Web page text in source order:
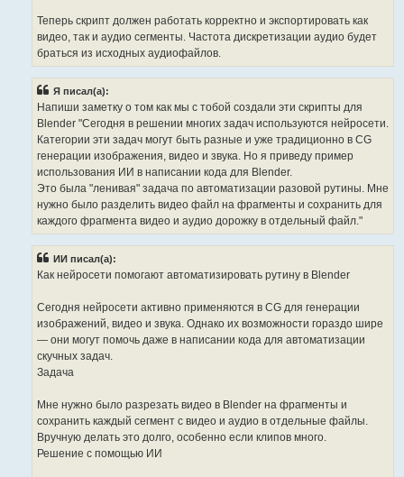
export_vse_segments()
    # Получаем все уникальные точки начала и конца полос
    cut_points = set()
        cut_points.add(int(strip.frame_start))
        cut_points.add(int(strip.frame_final_end))
    cut_points = sorted(cut_points)
    # Сохраняем оригинальные настройки рендера
    original_frame_start = scene.frame_start
    original_frame_end = scene.frame_end
    original_filepath = scene.render.filepath
original_format =
    # Экспортируем каждый сегмент
    for i in range(len(cut_points) - 1):
        start_frame = cut_points[i]
        end_frame = cut_points[i + 1]
        duration = end_frame - start_frame
        # Пропускаем нулевые длительности
        if duration <= 0:
            continue
print(f"Processing segment {i+1}: frames
        # Видео экспорт
video_output = os.path.join(output_dir,
            scene.frame_start = start_frame
            scene.frame_end = end_frame - 1
            scene.render.filepath = video_output
scene.render.image_settings.file_format =
Теперь скрипт должен работать корректно и экспортировать как
видео, так и аудио сегменты. Частота дискретизации аудио будет
браться из исходных аудиофайлов.
Я писал(а):
Напиши заметку о том как мы с тобой создали эти скрипты для
Blender "Сегодня в решении многих задач используются нейросети.
Категории эти задач могут быть разные и уже традиционно в CG
генерации изображения, видео и звука. Но я приведу пример
использования ИИ в написании кода для Blender.
Это была "ленивая" задача по автоматизации разовой рутины. Мне
нужно было разделить видео файл на фрагменты и сохранить для
каждого фрагмента видео и аудио дорожку в отдельный файл."
ИИ писал(а):
Как нейросети помогают автоматизировать рутину в Blender
Сегодня нейросети активно применяются в CG для генерации
изображений, видео и звука. Однако их возможности гораздо шире
— они могут помочь даже в написании кода для автоматизации
скучных задач.
Задача
Мне нужно было разрезать видео в Blender на фрагменты и
сохранить каждый сегмент с видео и аудио в отдельные файлы.
Вручную делать это долго, особенно если клипов много.
Решение с помощью ИИ